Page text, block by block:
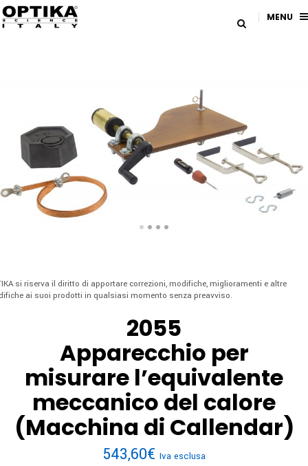
MENU
si riserva il diritto di apportare correzioni, modifiche, miglioramenti e altre
ai suoi prodotti in qualsiasi momento senza preavviso.
2055
Apparecchio per
misurare l’equivalente
meccanico del calore
(Macchina di Callendar)
543,60€ Iva esclusa